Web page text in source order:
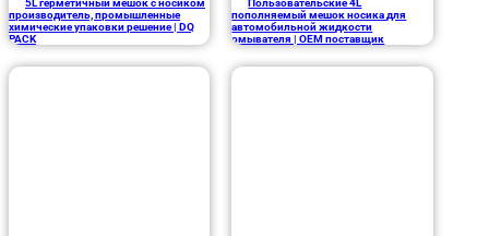
5L герметичный мешок с носиком
производитель, промышленные
химические упаковки решение | DQ
PACK
Пользовательские 4L
пополняемый мешок носика для
автомобильной жидкости
омывателя | OEM поставщик